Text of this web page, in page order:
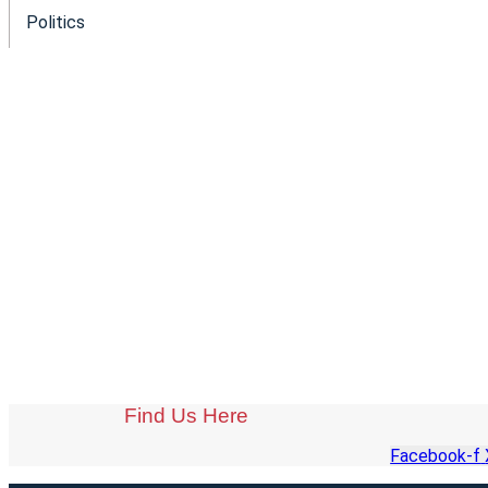
Politics
Find Us Here
Facebook-f